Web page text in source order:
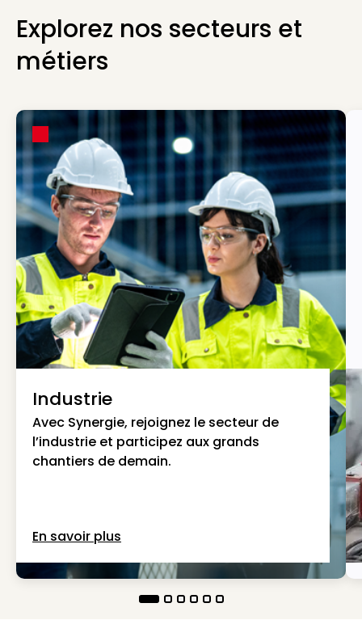
Explorez nos secteurs et
métiers
Industrie
Avec Synergie, rejoignez le secteur de
l’industrie et participez aux grands
chantiers de demain.
En savoir plus